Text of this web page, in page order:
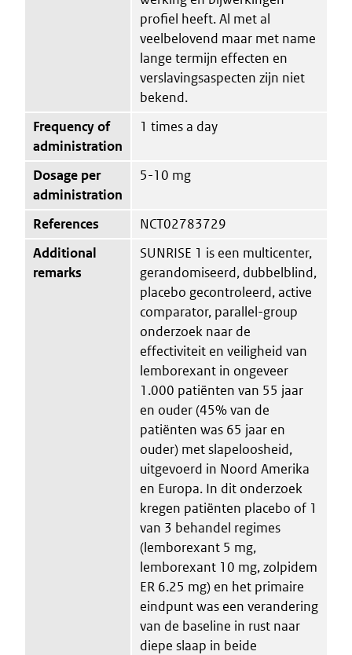
profiel heeft. Al met al
veelbelovend maar met name
lange termijn effecten en
verslavingsaspecten zijn niet
bekend.
Frequency of
administration
1 times a day
Dosage per
administration
5-10 mg
References
NCT02783729
Additional
remarks
SUNRISE 1 is een multicenter,
gerandomiseerd, dubbelblind,
placebo gecontroleerd, active
comparator, parallel-group
onderzoek naar de
effectiviteit en veiligheid van
lemborexant in ongeveer
1.000 patiënten van 55 jaar
en ouder (45% van de
patiënten was 65 jaar en
ouder) met slapeloosheid,
uitgevoerd in Noord Amerika
en Europa. In dit onderzoek
kregen patiënten placebo of 1
van 3 behandel regimes
(lemborexant 5 mg,
lemborexant 10 mg, zolpidem
ER 6.25 mg) en het primaire
eindpunt was een verandering
van de baseline in rust naar
diepe slaap in beide